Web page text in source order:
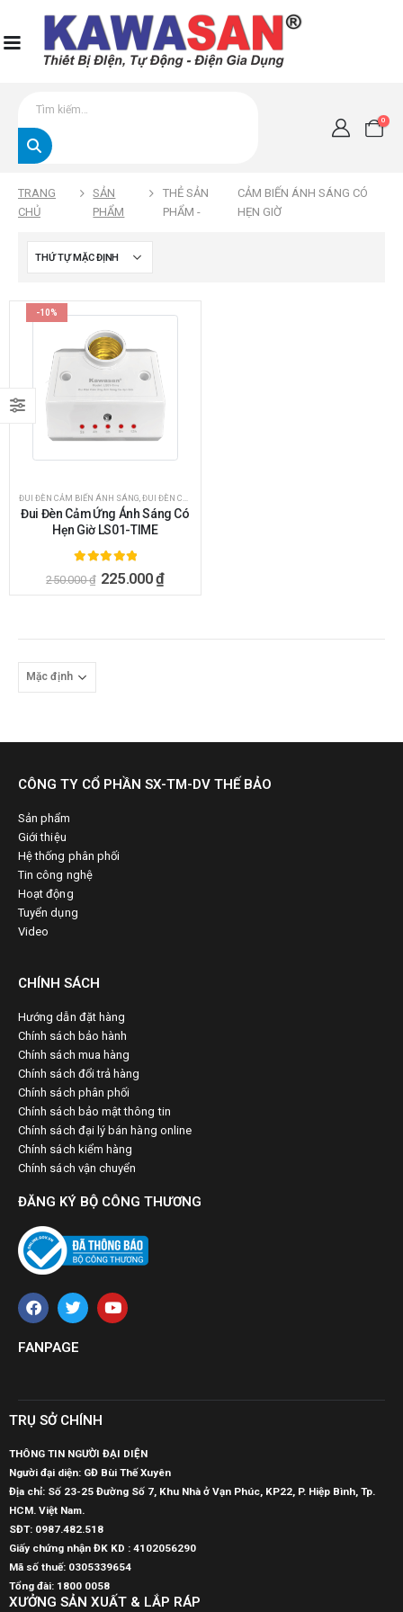
0
TRANG
CHỦ
SẢN
PHẨM
THẺ SẢN
PHẨM -
CẢM BIẾN ÁNH SÁNG CÓ
HẸN GIỜ
-10%
ĐUI ĐÈN CẢM BIẾN ÁNH SÁNG ĐUI ĐÈN CẢM ỨNG
Đui Đèn Cảm Ứng Ánh Sáng Có
Hẹn Giờ LS01-TIME
ngoài 5
250.000₫ 225.000₫
CÔNG TY CỔ PHẦN SX-TM-DV THẾ BẢO
Sản phẩm
Giới thiệu
Hệ thống phân phối
Tin công nghệ
Hoạt động
Tuyển dụng
Video
CHÍNH SÁCH
Hướng dẫn đặt hàng
Chính sách bảo hành
Chính sách mua hàng
Chính sách đổi trả hàng
Chính sách phân phối
Chính sách bảo mật thông tin
Chính sách đại lý bán hàng online
Chính sách kiểm hàng
Chính sách vận chuyển
ĐĂNG KÝ BỘ CÔNG THƯƠNG
FANPAGE
TRỤ SỞ CHÍNH
THÔNG TIN NGƯỜI ĐẠI DIỆN
Người đại diện: GĐ Bùi Thế Xuyên
Địa chỉ: Số 23-25 Đường Số 7, Khu Nhà ở Vạn Phúc, KP22, P. Hiệp Bình, Tp.
HCM. Việt Nam.
SĐT: 0987.482.518
Giấy chứng nhận ĐK KD : 4102056290
Mã số thuế: 0305339654
Tổng đài: 1800 0058
XƯỞNG SẢN XUẤT & LẮP RÁP